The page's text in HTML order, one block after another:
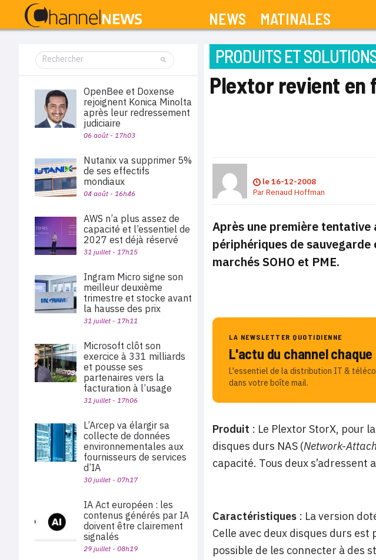
NEWS MATINALES
PRODUITS ET
Plextor revient en
le16-12-2008
ParRenaud Hoffman
Après une première tentative
périphériques de
marchés SOHO et PME.
LA NEWSLETTER QUOTIDIENNE
L'actu du channel
L'essentiel de la distribution IT &
dans votre boîte mail.
Produit : Le Plextor StorX, pour
disques durs NAS (Network-
capacité. Tous deux s’adressent
Caractéristiques : La version
Celle avec deux disques durs est
possible de les connecter à des
OpenBee et Doxense
rejoignent Konica Minolta
après leur redressement
judiciaire
06 août - 17h03
Nutanix va supprimer 5%
de ses effectifs
mondiaux
04 août - 16h46
AWS n’a plus assez de
capacité et l’essentiel de
2027 est déjà réservé
31 juillet - 17h15
Ingram Micro signe son
meilleur deuxième
trimestre et stocke avant
la hausse des prix
31 juillet - 17h11
Microsoft clôt son
exercice à 331 milliards
et pousse ses
partenaires vers la
facturation à l’usage
31 juillet - 17h06
L’Arcep va élargir sa
collecte de données
environnementales aux
fournisseurs de services
d’IA
30 juillet - 07h17
IA Act européen : les
contenus générés par IA
doivent être clairement
signalés
29 juillet - 08h19